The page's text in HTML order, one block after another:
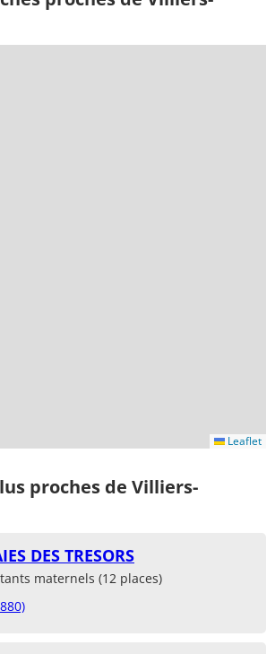
Leaflet
proches de Villiers-
DES TRESORS
maternels (12 places)